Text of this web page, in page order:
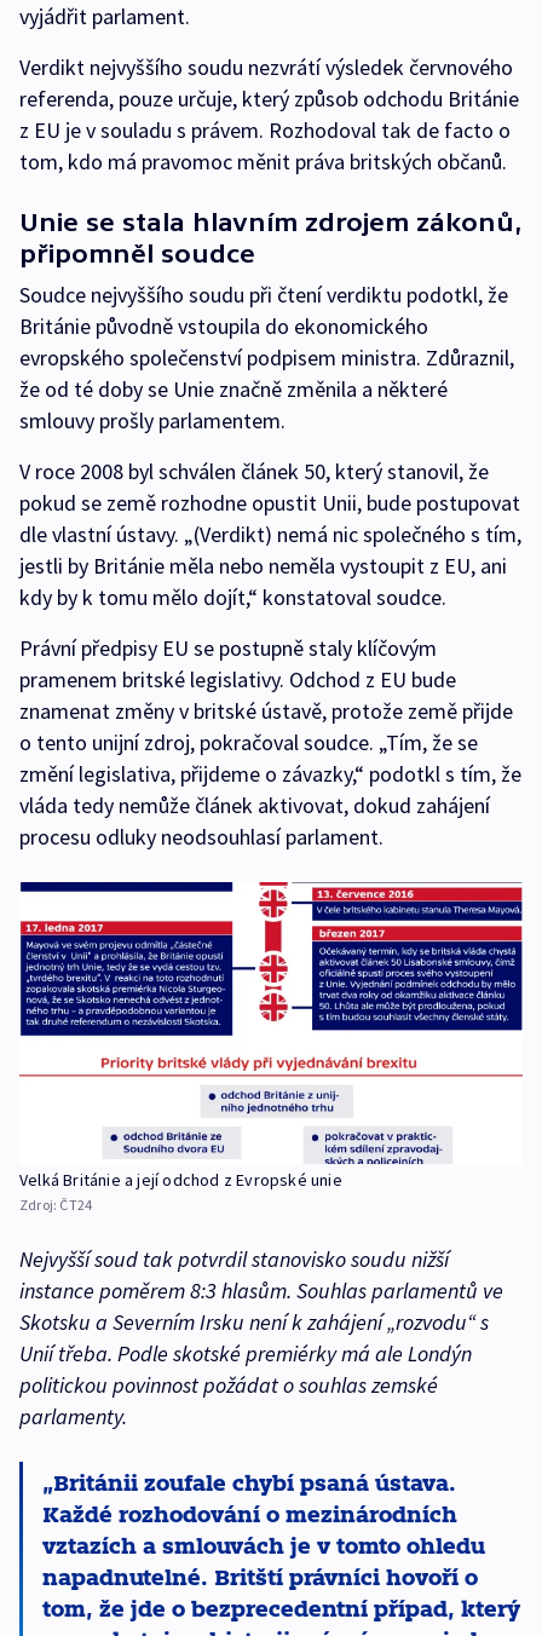
vyjádřit parlament.
Verdikt nejvyššího soudu nezvrátí výsledek červnového
referenda, pouze určuje, který způsob odchodu Británie
z EU je v souladu s právem. Rozhodoval tak de facto o
tom, kdo má pravomoc měnit práva britských občanů.
Unie se stala hlavním zdrojem zákonů,
připomněl soudce
Soudce nejvyššího soudu při čtení verdiktu podotkl, že
Británie původně vstoupila do ekonomického
evropského společenství podpisem ministra. Zdůraznil,
že od té doby se Unie značně změnila a některé
smlouvy prošly parlamentem.
V roce 2008 byl schválen článek 50, který stanovil, že
pokud se země rozhodne opustit Unii, bude postupovat
dle vlastní ústavy. „(Verdikt) nemá nic společného s tím,
jestli by Británie měla nebo neměla vystoupit z EU, ani
kdy by k tomu mělo dojít,“ konstatoval soudce.
Právní předpisy EU se postupně staly klíčovým
pramenem britské legislativy. Odchod z EU bude
znamenat změny v britské ústavě, protože země přijde
o tento unijní zdroj, pokračoval soudce. „Tím, že se
změní legislativa, přijdeme o závazky,“ podotkl s tím, že
vláda tedy nemůže článek aktivovat, dokud zahájení
procesu odluky neodsouhlasí parlament.
Velká Británie a její odchod z Evropské unie
Zdroj: ČT24
Nejvyšší soud tak potvrdil stanovisko soudu nižší
instance poměrem 8:3 hlasům. Souhlas parlamentů ve
Skotsku a Severním Irsku není k zahájení „rozvodu“ s
Unií třeba. Podle skotské premiérky má ale Londýn
politickou povinnost požádat o souhlas zemské
parlamenty.
Británii zoufale chybí psaná ústava.
Každé rozhodování o mezinárodních
vztazích a smlouvách je v tomto ohledu
napadnutelné. Britští právníci hovoří o
tom, že jde o bezprecedentní případ, který